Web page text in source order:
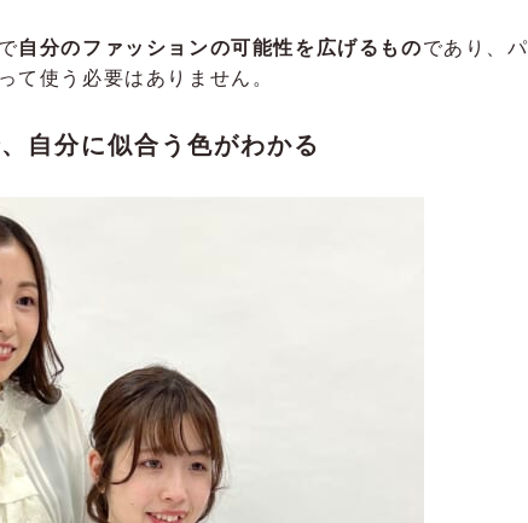
自分のファッションの可能性を広げるものであり、パ
て使う必要はありません。
自分に似合う色がわかる